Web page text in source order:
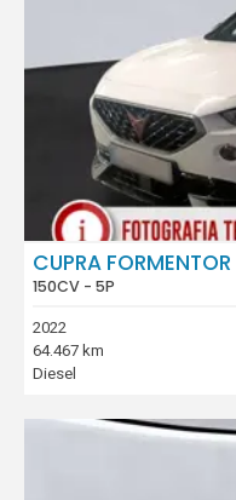
CUPRA FORMENTOR
150CV - 5P
2022
64.467 km
Diesel